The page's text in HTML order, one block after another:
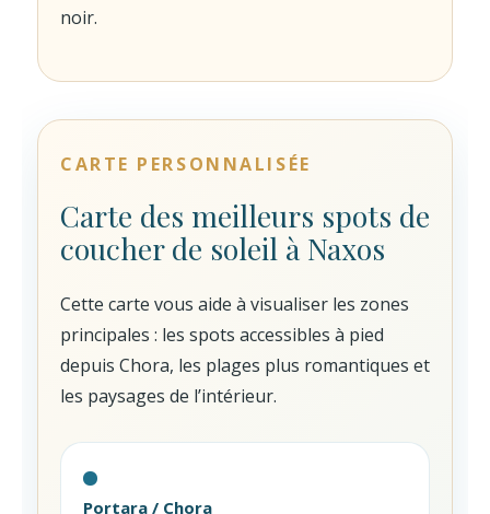
noir.
CARTE PERSONNALISÉE
Carte des meilleurs spots de
coucher de soleil à Naxos
Cette carte vous aide à visualiser les zones
principales : les spots accessibles à pied
depuis Chora, les plages plus romantiques et
les paysages de l’intérieur.
Portara / Chora